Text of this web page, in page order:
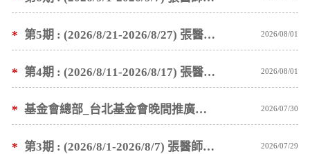
* 第5期 : (2026/8/21-2026/8/27) 張醫師親自培訓手法 廣州基礎班7 天錄取名單公告 2026/08/01
* 第4期 : (2026/8/11-2026/8/17) 張醫師親自培訓手法 廣州基礎班7 天錄取名單公告 2026/08/01
* 基金會總部_台北基金會晚間推廣暫停服務公告 2026/07/30
* 第3期 : (2026/8/1-2026/8/7) 張醫師親自培訓手法 廣州基礎班7 天錄取名單公告 2026/07/29